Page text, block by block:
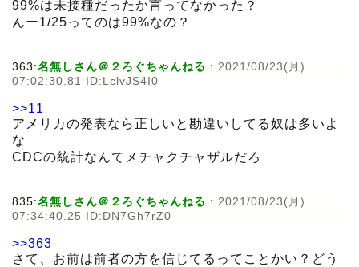
99%は未接種だったか言ってなかった？
んー1/25ってのは99%なの？
363:名無しさん＠２ろぐちゃんねる : 2021/08/23(月)
07:02:30.81 ID:LclvJS4I0
>>11
アメリカの発表なら正しいと勘違いしてる奴は多いよ
な
CDCの統計なんてメチャクチャザルだろ
835:名無しさん＠２ろぐちゃんねる : 2021/08/23(月)
07:34:40.25 ID:DN7Gh7rZ0
>>363
さて、お前は前者の方を信じてるってことかい？どう